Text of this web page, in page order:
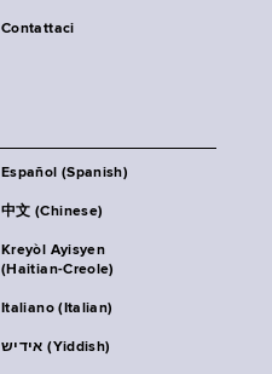
Contattaci
Español (Spanish)
中文 (Chinese)
Kreyòl Ayisyen
(Haitian-Creole)
Italiano (Italian)
אידיש (Yiddish)